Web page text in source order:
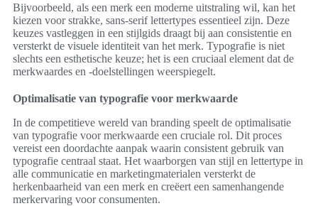
Bijvoorbeeld, als een merk een moderne uitstraling wil, kan het
kiezen voor strakke, sans-serif lettertypes essentieel zijn. Deze
keuzes vastleggen in een stijlgids draagt bij aan consistentie en
versterkt de visuele identiteit van het merk. Typografie is niet
slechts een esthetische keuze; het is een cruciaal element dat de
merkwaardes en -doelstellingen weerspiegelt.
Optimalisatie van typografie voor merkwaarde
In de competitieve wereld van branding speelt de optimalisatie
van typografie voor merkwaarde een cruciale rol. Dit proces
vereist een doordachte aanpak waarin consistent gebruik van
typografie centraal staat. Het waarborgen van stijl en lettertype in
alle communicatie en marketingmaterialen versterkt de
herkenbaarheid van een merk en creëert een samenhangende
merkervaring voor consumenten.